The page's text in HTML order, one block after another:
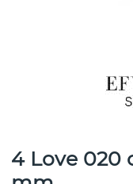
4 Love 020